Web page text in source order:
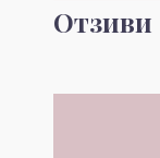
Отзиви